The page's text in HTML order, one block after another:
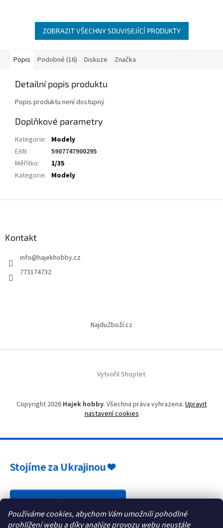
Používáme cookies, abychom Vám umožnili pohodlné
prohlížení webu a díky analýze provozu webu neustále
ZOBRAZIT VŠECHNY SOUVISEJÍCÍ PRODUKTY
Popis Podobné (16) Diskuze Značka
Detailní popis produktu
Popis produktu není dostupný
Doplňkové parametry
Kategorie: Modely
EAN:
5907747900295
Měřítko:
1/35
Kategorie: Modely
Kontakt
info@hajekhobby.cz
773174732
NajduZboží.cz
Vytvořil Shoptet
Copyright 2026 Hajek hobby. Všechna práva vyhrazena. Upravit
nastavení cookies
Stojíme za Ukrajinou ❤️
Jak a čím pomoci »